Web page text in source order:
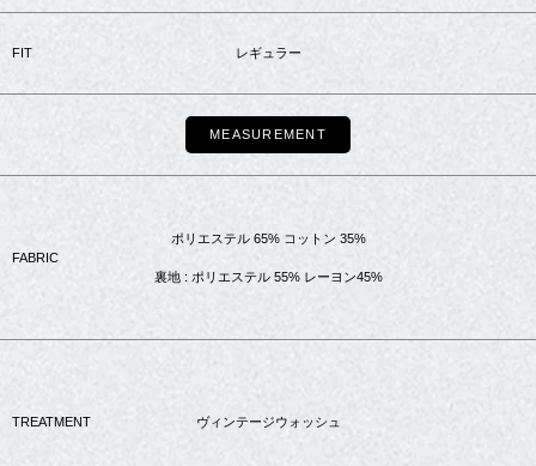
FIT レギュラー
MEASUREMENT
FABRIC
ポリエステル 65% コットン 35%
裏地 : ポリエステル 55% レーヨン45%
TREATMENT ヴィンテージウォッシュ